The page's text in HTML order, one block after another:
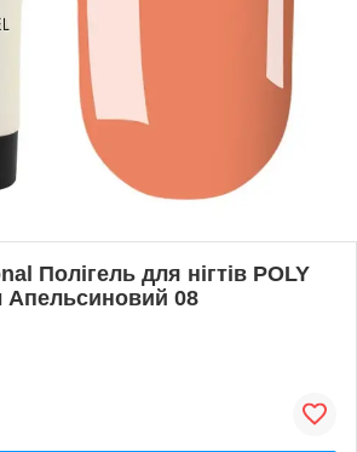
Полігель для нігтів POLY
Апельсиновий 08